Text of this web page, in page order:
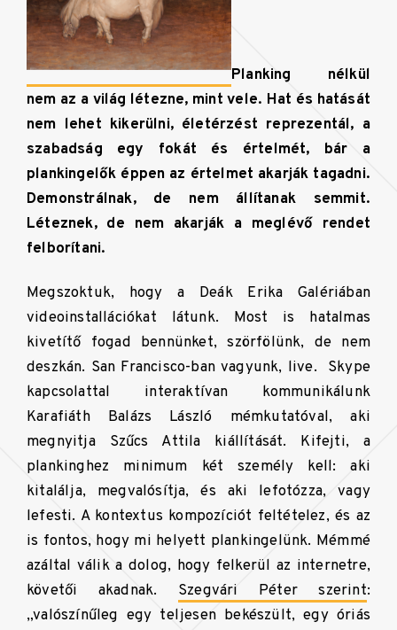
Planking nélkül
nem az a világ létezne, mint vele. Hat és hatását
nem lehet kikerülni, életérzést reprezentál, a
szabadság egy fokát és értelmét, bár a
plankingelők éppen az értelmet akarják tagadni.
Demonstrálnak, de nem állítanak semmit.
Léteznek, de nem akarják a meglévő rendet
felborítani.
Megszoktuk, hogy a Deák Erika Galériában
videoinstallációkat látunk. Most is hatalmas
kivetítő fogad bennünket, szörfölünk, de nem
deszkán. San Francisco-ban vagyunk, live. Skype
kapcsolattal interaktívan kommunikálunk
Karafiáth Balázs László mémkutatóval, aki
megnyitja Szűcs Attila kiállítását. Kifejti, a
plankinghez minimum két személy kell: aki
kitalálja, megvalósítja, és aki lefotózza, vagy
lefesti. A kontextus kompozíciót feltételez, és az
is fontos, hogy mi helyett plankingelünk. Mémmé
azáltal válik a dolog, hogy felkerül az internetre,
követői akadnak. Szegvári Péter szerint:
„valószínűleg egy teljesen bekészült, egy óriás